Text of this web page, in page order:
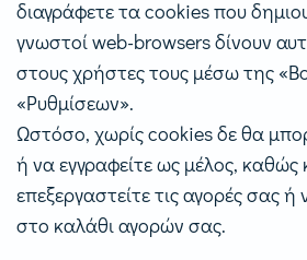
διαγράφετε τα cookies που
γνωστοί web-browsers δίνουν
στους χρήστες τους μέσω της
«Ρυθμίσεων».
Ωστόσο, χωρίς cookies δε θα
ή να εγγραφείτε ως μέλος, καθώς
επεξεργαστείτε τις αγορές σας ή
στο καλάθι αγορών σας.